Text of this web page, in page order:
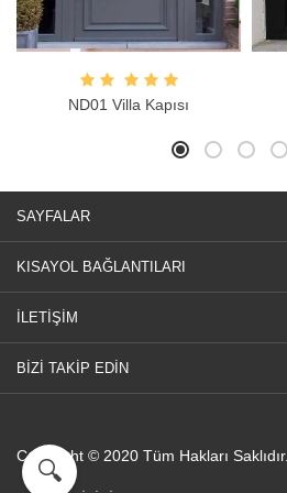
🔍
ND01 Villa Kapısı
SAYFALAR
KISAYOL BAĞLANTILARI
İLETİŞİM
BİZİ TAKİP EDİN
Copyright © 2020 Tüm Hakları Saklıdır.